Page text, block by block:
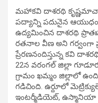
మహాకవి దాశరథి
పద్యాన్ని పదునైన
ఉద్యమించిన దాశరథి
రతనాల వీణ అని గర్వంగా
ప్రేరణనందిస్తున్న కవి
22న వరంగల్‌ జిల్లా
గ్రామం ఖమ్మం జిల్లాలో
గడిచింది. ఉర్దూలో
ఇంటర్మీడియెట్‌, ఉస్మానియా